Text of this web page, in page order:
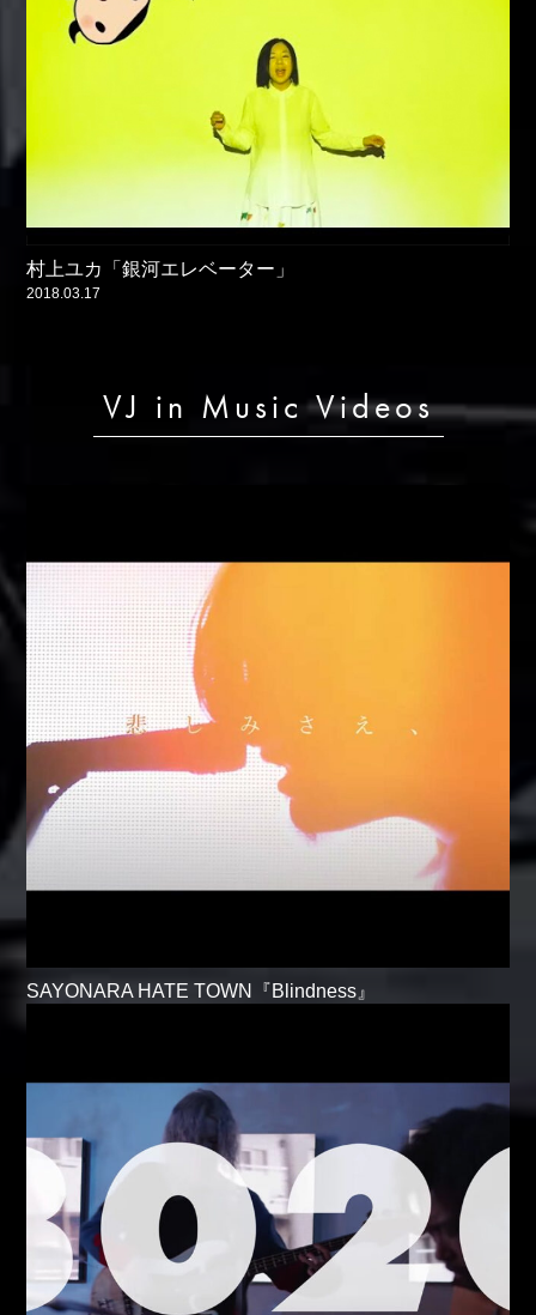
村上ユカ「銀河エレベーター」
2018.03.17
VJ in Music Videos
SAYONARA HATE TOWN『Blindness』